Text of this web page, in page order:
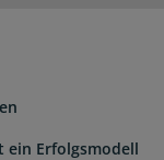
ein Erfolgsmodell